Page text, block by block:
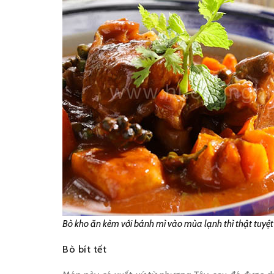
Bò kho ăn kèm với bánh mì vào mùa lạnh thì thật
Bò bít tết